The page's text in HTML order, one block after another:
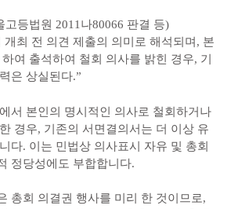
고등법원 2011나80066 판결 등)
개최 전 의견 제출의 의미로 해석되며, 본
여 출석하여 철회 의사를 밝힌 경우, 기
은 상실된다.”
서 본인의 명시적인 의사로 철회하거나
경우, 기존의 서면결의서는 더 이상 유
다. 이는 민법상 의사표시 자유 및 총회
정당성에도 부합합니다.
총회 의결권 행사를 미리 한 것이므로,